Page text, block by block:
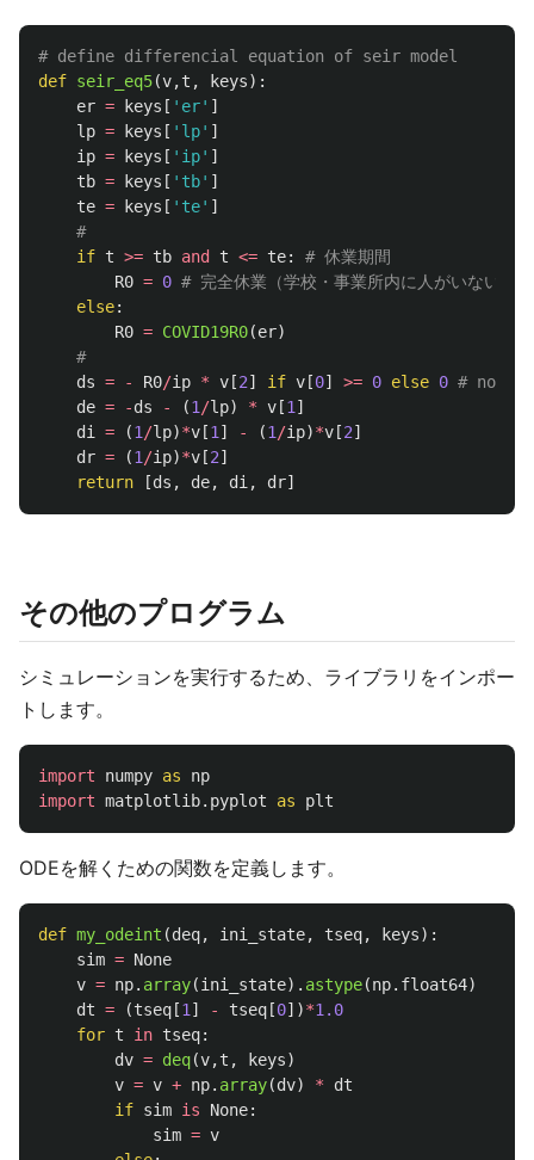
def seir_eq5(v,t , keys):
er = keys [ ' er' ]
lp = keys [ ' lp' ]
ip = keys [ ' ip' ]
tb = keys [ ' tb' ]
te = keys [ ' te' ]
if t >= tb and t <= te:
R0 = 0
else:
R0 = COVID19R0(er)
ds = - R0/ip * v [2] if v [0] >= 0 else 0
de = -ds - (1 /lp) * v [1 ]
di
= (1 /lp)*v [1 ] - (1 /ip)*v [2]
dr = (1 /ip)*v [2]
return
[ds , de, di , dr]
その他のプログラム
シミュレーションを実行するため、ライブラリをインポー
トします。
import numpy as
np
import matplotlib.pyplot as plt
ODEを解くための関数を定義します。
def my_odeint (deq, ini_state, tseq, keys):
sim = None
v = np. array(ini_state). astype(np. float64)
dt = (tseq [1 ] - tseq [0])*1.0
for t in tseq:
dv = deq(v,t , keys)
v = v + np. array(dv) *
dt
if sim is None:
sim = v